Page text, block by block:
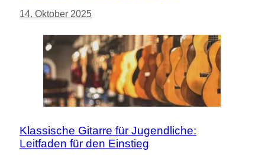
14. Oktober 2025
Klassische Gitarre für Jugendliche:
Leitfaden für den Einstieg